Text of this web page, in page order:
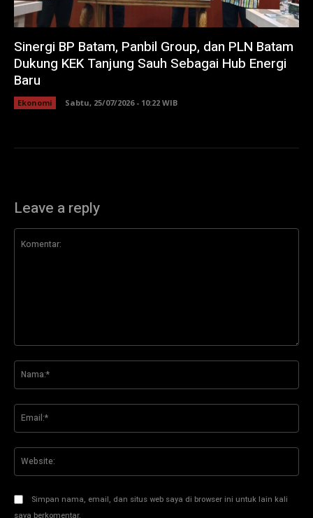
Sinergi BP Batam, Panbil Group, dan PLN Batam
Dukung KEK Tanjung Sauh Sebagai Hub Energi
Baru
Ekonomi Sabtu, 25/07/2026 - 10:22 WIB
Leave a reply
Simpan nama, email, dan situs web saya di browser ini untuk lain kali
saya berkomentar.